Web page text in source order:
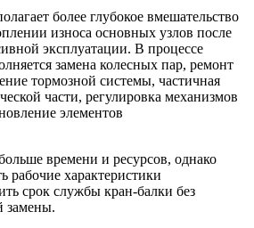
более глубокое вмешательство
износа основных узлов после
эксплуатации. В процессе
замена колесных пар, ремонт
тормозной системы, частичная
части, регулировка механизмов
элементов
времени и ресурсов, однако
рабочие характеристики
срок службы кран-балки без
замены.